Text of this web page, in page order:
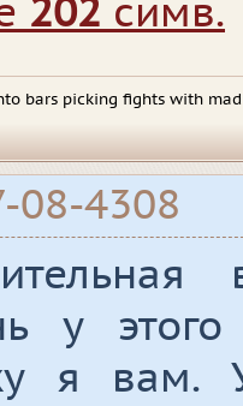
202 симв.
bars picking fights with
08-4308
у этого
я вам.